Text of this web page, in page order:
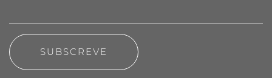
SUBSCREVE